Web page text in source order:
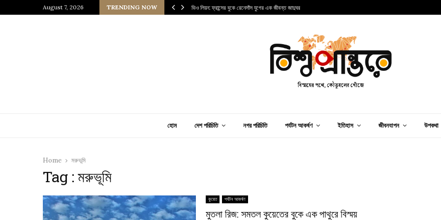
August 7, 2026 TRENDING NOW
জাপানি আধ্যাত্মিকতার ছোঁয়া ভিও লিয়ন: ফ্রান্সের বুকে রেনেসাঁস যুগের এক জীবন্ত জাদুঘর
হোম দেশ পরিচিতি নগর পরিচিতি পর্যটন আকর্ষণ ইতিহাস জীবনযাপন উপকথা
Home মরুভূমি
Tag : মরুভূমি
কুয়েত পর্যটন আকর্ষণ
মুতলা রিজ: সমতল কুয়েতের বুকে এক পাথুরে বিস্ময়